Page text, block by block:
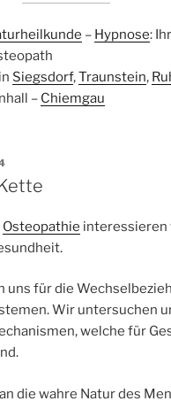
– Hypnose: Ihr
in Siegsdorf,Traunstein,
– Chiemgau
Osteopathie interessieren
uns für die
Wir untersuchen
welche für
die wahre Natur des